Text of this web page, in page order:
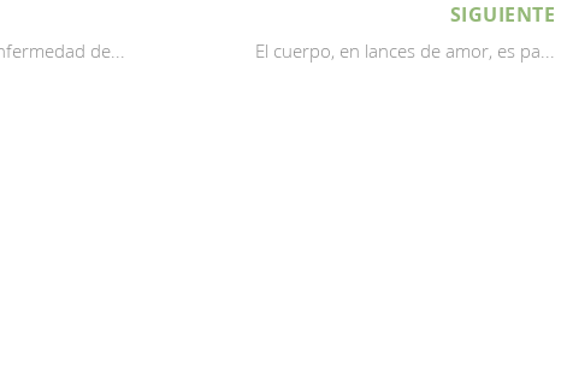
de...
SIGUIENTE
El cuerpo, en lances de amor, es pa...